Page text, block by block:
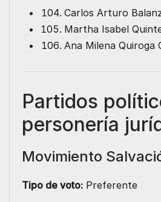
Carlos Arturo
Martha Isabel
Ana Milena Quiroga
Partidos
personería
Movimiento
Tipo de voto: Preferente